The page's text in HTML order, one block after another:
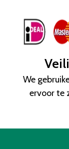
We
ervoor te